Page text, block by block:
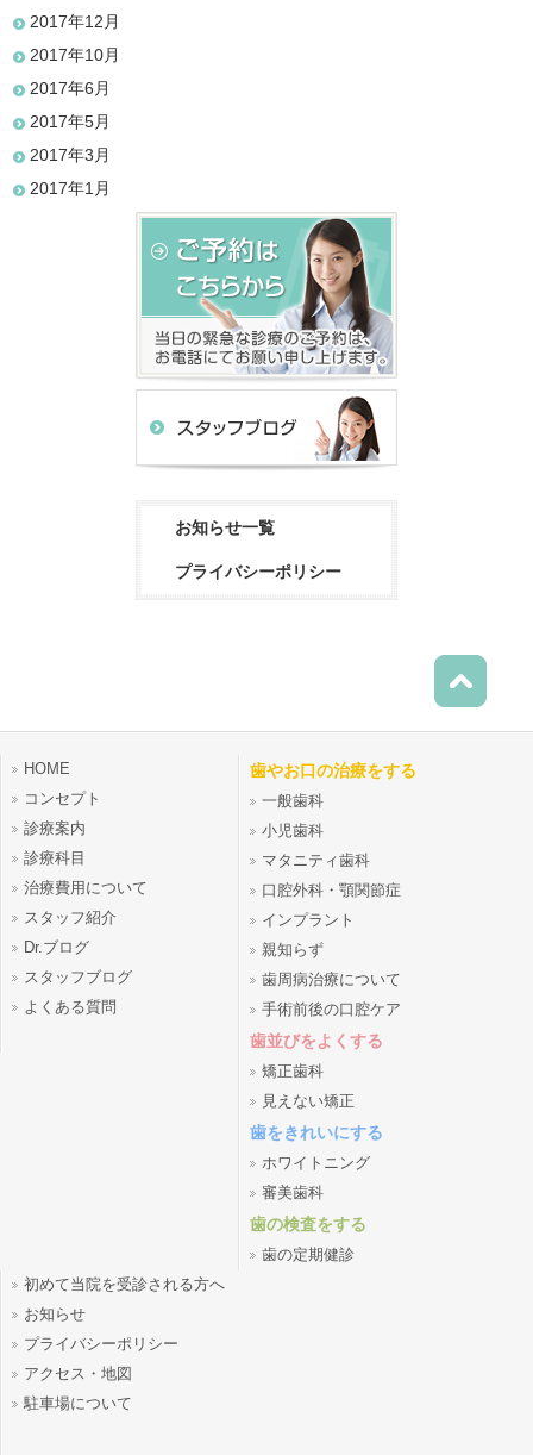
2017年12月
2017年10月
2017年6月
2017年5月
2017年3月
2017年1月
お知らせ一覧
プライバシーポリシー
HOME
コンセプト
診療案内
診療科目
治療費用について
スタッフ紹介
Dr.ブログ
スタッフブログ
よくある質問
歯やお口の治療をする
一般歯科
小児歯科
マタニティ歯科
口腔外科・顎関節症
インプラント
親知らず
歯周病治療について
手術前後の口腔ケア
歯並びをよくする
矯正歯科
見えない矯正
歯をきれいにする
ホワイトニング
審美歯科
歯の検査をする
歯の定期健診
初めて当院を受診される方へ
お知らせ
プライバシーポリシー
アクセス・地図
駐車場について